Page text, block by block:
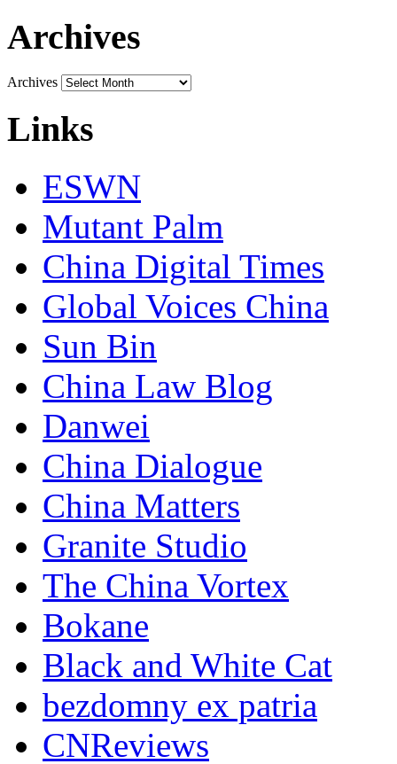
Archives
Archives
Links
ESWN
Mutant Palm
China Digital Times
Global Voices China
Sun Bin
China Law Blog
Danwei
China Dialogue
China Matters
Granite Studio
The China Vortex
Bokane
Black and White Cat
bezdomny ex patria
CNReviews